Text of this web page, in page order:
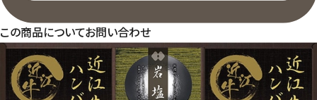
この商品についてお問い合わせ